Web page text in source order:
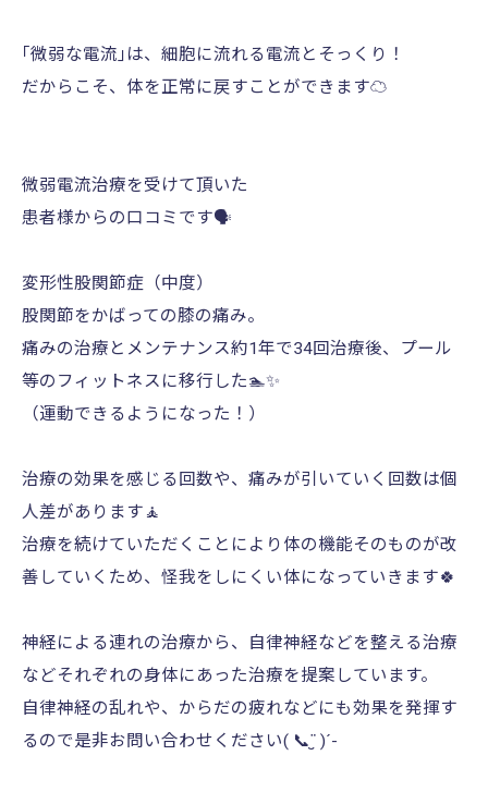
｢微弱な電流｣は、細胞に流れる電流とそっくり！
だからこそ、体を正常に戻すことができます☁️
微弱電流治療を受けて頂いた
患者様からの口コミです🗣️
変形性股関節症（中度）
股関節をかばっての膝の痛み。
痛みの治療とメンテナンス約1年で34回治療後、プール
等のフィットネスに移行した🏊✨
（運動できるようになった！）
治療の効果を感じる回数や、痛みが引いていく回数は個
人差があります🧘
治療を続けていただくことにより体の機能そのものが改
善していくため、怪我をしにくい体になっていきます🍀
神経による連れの治療から、自律神経などを整える治療
などそれぞれの身体にあった治療を提案しています。
自律神経の乱れや、からだの疲れなどにも効果を発揮す
るので是非お問い合わせください( 📞¨̮ )´-